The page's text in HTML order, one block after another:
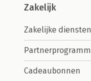
Zakelijk
Zakelijke diensten
Cadeaubonnen